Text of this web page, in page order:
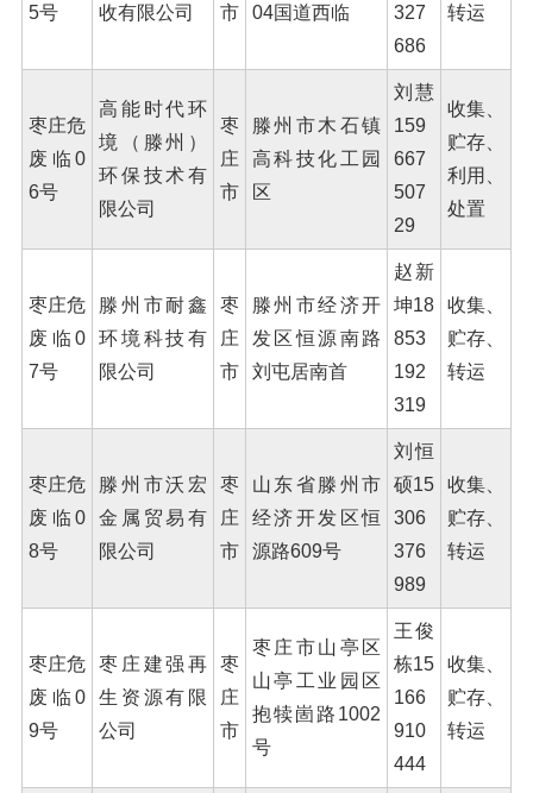
5号
收有限公司
市
04国道西临
327
686
转运
枣庄危
废临0
6号
高能时代环
境（滕州）
环保技术有
限公司
枣
庄
市
滕州市木石镇
高科技化工园
区
刘慧
159
667
507
29
收集、
贮存、
利用、
处置
枣庄危
废临0
7号
滕州市耐鑫
环境科技有
限公司
枣
庄
市
滕州市经济开
发区恒源南路
刘屯居南首
赵新
坤18
853
192
319
收集、
贮存、
转运
枣庄危
废临0
8号
滕州市沃宏
金属贸易有
限公司
枣
庄
市
山东省滕州市
经济开发区恒
源路609号
刘恒
硕15
306
376
989
收集、
贮存、
转运
枣庄危
废临0
9号
枣庄建强再
生资源有限
公司
枣
庄
市
枣庄市山亭区
山亭工业园区
抱犊崮路1002
号
王俊
栋15
166
910
444
收集、
贮存、
转运